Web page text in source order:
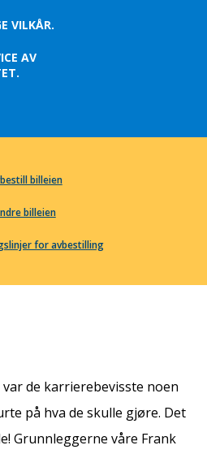
VILKÅR.
AV
billeien
billeien
for avbestilling
de karrierebevisste noen
på hva de skulle gjøre. Det
Grunnleggerne våre Frank